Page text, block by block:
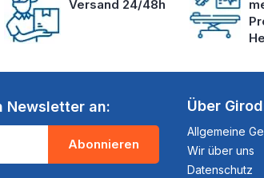
Versand 24/48h
Newsletter an:
Abonnieren
Über
Allgemeine
Wir über uns
Datenschutz